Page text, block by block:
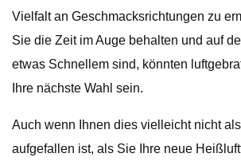
Vielfalt an Geschmacksrichtungen zu
Sie die Zeit im Auge behalten und auf
etwas Schnellem sind, könnten
Ihre nächste Wahl sein.
Auch wenn Ihnen dies vielleicht nicht
aufgefallen ist, als Sie Ihre neue